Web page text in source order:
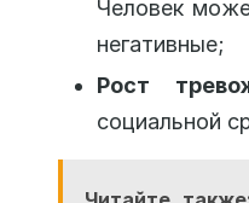
Человек
негативные;
Рост
социальной